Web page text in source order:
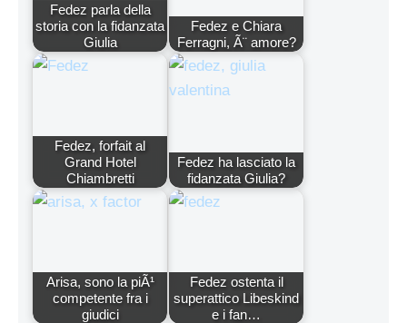
Fedez parla della
storia con la fidanzata
Giulia
Fedez e Chiara
Ferragni, Ã¨ amore?
Fedez, forfait al
Grand Hotel
Chiambretti
Fedez ha lasciato la
fidanzata Giulia?
Arisa, sono la piÃ¹
competente fra i
giudici
Fedez ostenta il
superattico Libeskind
e i fan…